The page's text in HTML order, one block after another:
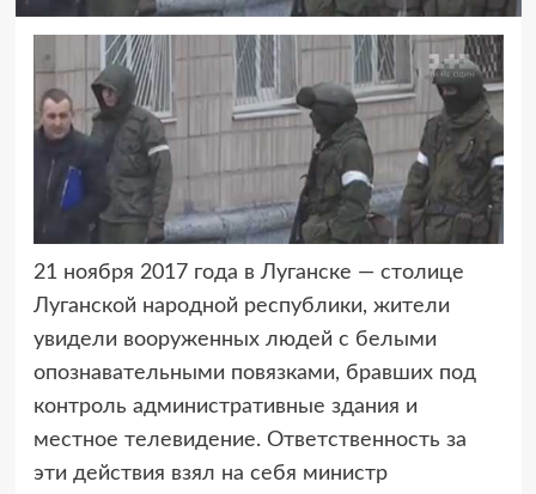
21 ноября 2017 года в Луганске — столице
Луганской народной республики, жители
увидели вооруженных людей с белыми
опознавательными повязками, бравших под
контроль административные здания и
местное телевидение. Ответственность за
эти действия взял на себя министр